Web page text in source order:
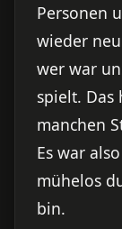
Personen
wieder
wer war
spielt. Das
manchen
Es war
mühelos
bin.